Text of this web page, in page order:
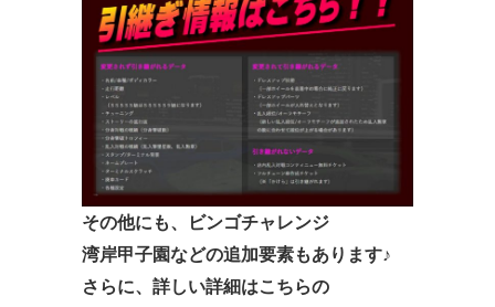
その他にも、ビンゴチャレンジ
湾岸甲子園などの追加要素もあります♪
さらに、 詳しい詳細はこちらの